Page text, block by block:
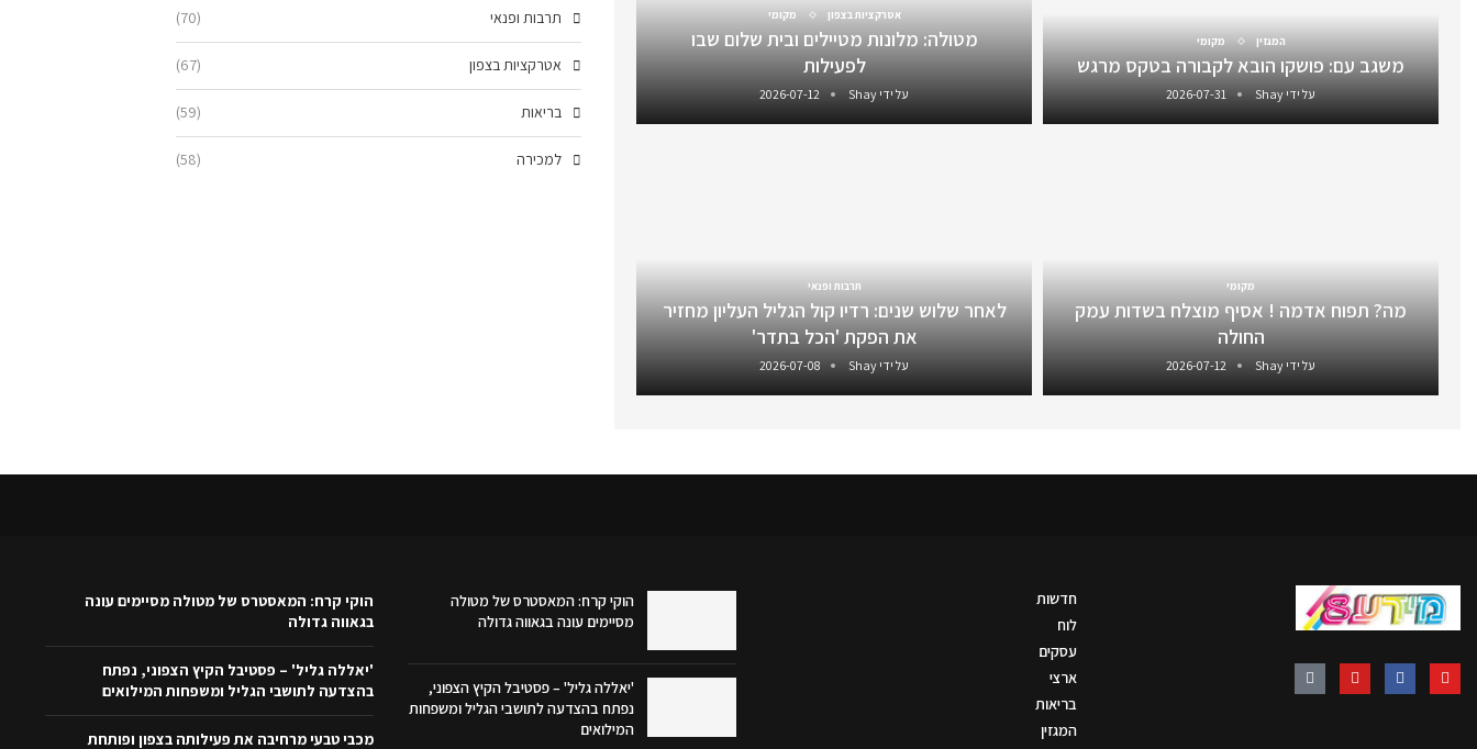
המגזין מקומי
משגב עם: פושקו הובא לקבורה בטקס מרגש
על ידי Shay
2026-07-31
אטרקציות בצפון מקומי
מטולה: מלונות מטיילים ובית שלום שבו
לפעילות
על ידי Shay
2026-07-12
מקומי
מה? תפוח אדמה ! אסיף מוצלח בשדות עמק
החולה
על ידי Shay
2026-07-12
תרבות ופנאי
לאחר שלוש שנים: רדיו קול הגליל העליון מחזיר
את הפקת 'הכל בתדר'
על ידי Shay
2026-07-08
תרבות ופנאי (70)
אטרקציות בצפון (67)
בריאות (59)
למכירה (58)
חדשות
לוח
עסקים
ארצי
בריאות
המגזין
הוקי קרח: המאסטרס של מטולה
מסיימים עונה בגאווה גדולה
'יאללה גליל' – פסטיבל הקיץ הצפוני,
נפתח בהצדעה לתושבי הגליל ומשפחות
המילואים
הוקי קרח: המאסטרס של מטולה מסיימים עונה
בגאווה גדולה
'יאללה גליל' – פסטיבל הקיץ הצפוני, נפתח
בהצדעה לתושבי הגליל ומשפחות המילואים
מכבי טבעי מרחיבה את פעילותה בצפון ופותחת